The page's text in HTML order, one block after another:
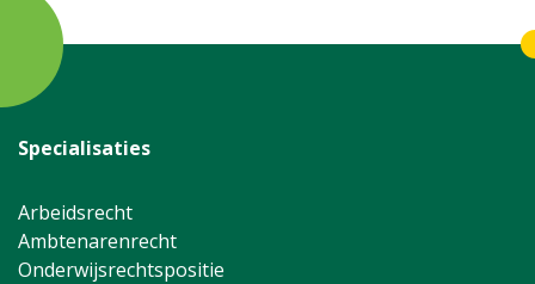
Specialisaties
Arbeidsrecht
Ambtenarenrecht
Onderwijsrechtspositie